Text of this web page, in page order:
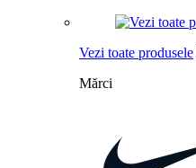
Vezi toate produsele
Mărci